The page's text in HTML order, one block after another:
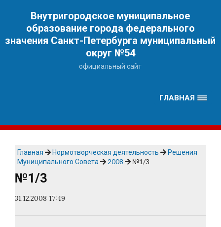
Внутригородское муниципальное
образование города федерального
значения Санкт-Петербурга муниципальный
округ №54
официальный сайт
ГЛАВНАЯ
Главная Нормотворческая деятельность
Решения
Муниципального Совета
2008 №1/3
№1/3
31.12.2008 17:49